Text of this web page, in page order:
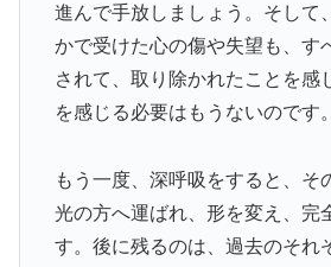
進んで手放しましょう。そして
かで受けた心の傷や失望も、す
されて、取り除かれたことを感
を感じる必要はもうないのです。
もう一度、深呼吸をすると、そ
光の方へ運ばれ、形を変え、完
す。後に残るのは、過去のそれ